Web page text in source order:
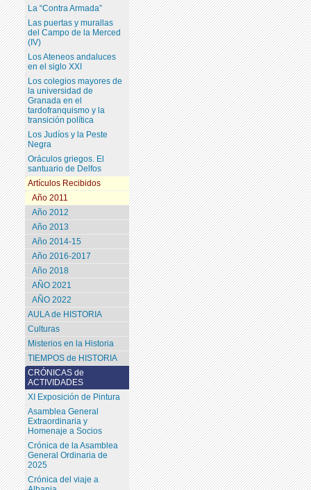
CRÓNICAS de
ACTIVIDADES
XI Exposición de Pintura
Asamblea General
Extraordinaria y
Homenaje a Socios
Crónica de la Asamblea
General Ordinaria de
2025
Crónica del viaje a
La “Contra Armada”
Las puertas y murallas
del Campo de la Merced
(IV)
Los Ateneos andaluces
en el siglo XXI
Los colegios mayores de
la universidad de
Granada en el
tardofranquismo y la
transición política
Los Judíos y la Peste
Negra
Oráculos griegos. El
santuario de Delfos
Artículos Recibidos
Año 2011
Año 2012
Año 2013
Año 2014-15
Año 2016-2017
Año 2018
AÑO 2021
AÑO 2022
AULA de HISTORIA
Culturas
Misterios en la Historia
TIEMPOS de HISTORIA